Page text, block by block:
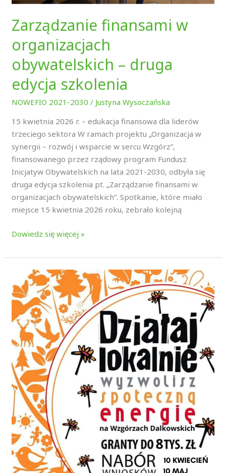
Zarządzanie finansami w
organizacjach
obywatelskich – druga
edycja szkolenia
NOWEFIO 2021-2030 / Justyna Wysoczańska
15 kwietnia 2026 r. – edukacja finansowa dla liderów
trzeciego sektora W ramach projektu „Organizacja w
synergii – rozwój i wsparcie w sercu Wzgórz”,
finansowanego przez rządowy program Fundusz
Inicjatyw Obywatelskich na lata 2021-2030, odbyła się
druga edycja szkolenia pt. „Zarządzanie finansami w
organizacjach obywatelskich”. Spotkanie, które miało
miejsce 15 kwietnia 2026 roku, zebrało kolejną
Dowiedz się więcej »
Działaj
Lokalnie
2026!
Film
istruktarzowy
–
wyjaśnienie
najważniejszych
aspektów
programu